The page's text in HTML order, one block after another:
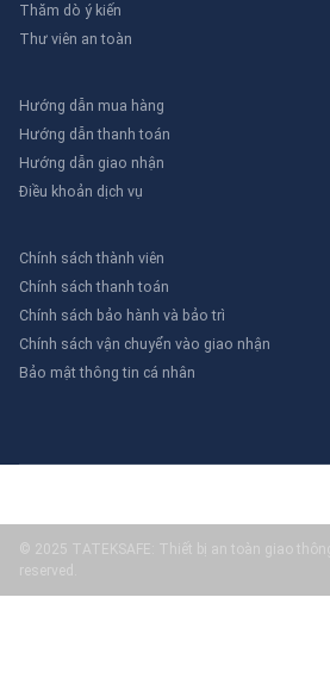
Thăm dò ý kiến
Thư viên an toàn
Hướng dẫn mua hàng
Hướng dẫn thanh toán
Hướng dẫn giao nhận
Điều khoản dịch vụ
Chính sách thành viên
Chính sách thanh toán
Chính sách bảo hành và bảo trì
Chính sách vận chuyển vào giao nhận
Bảo mật thông tin cá nhân
© 2025 TATEKSAFE: Thiết bị an toàn giao
reserved.